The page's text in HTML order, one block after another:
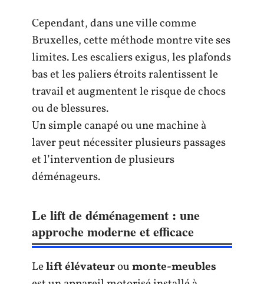
Cependant, dans une ville comme
Bruxelles, cette méthode montre vite ses
limites. Les escaliers exigus, les plafonds
bas et les paliers étroits ralentissent le
travail et augmentent le risque de chocs
ou de blessures.
Un simple canapé ou une machine à
laver peut nécessiter plusieurs passages
et l’intervention de plusieurs
déménageurs.
Le lift de déménagement : une
approche moderne et efficace
Lelift élévateuroumonte-meubles